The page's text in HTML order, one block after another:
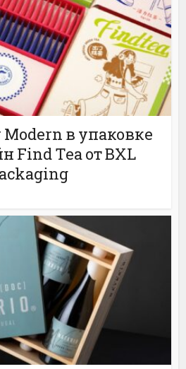
в упаковке
Find Tea от BXL